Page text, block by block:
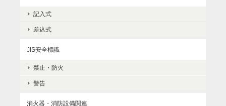
記入式
差込式
JIS安全標識
禁止・防火
警告
消火器・消防設備関連